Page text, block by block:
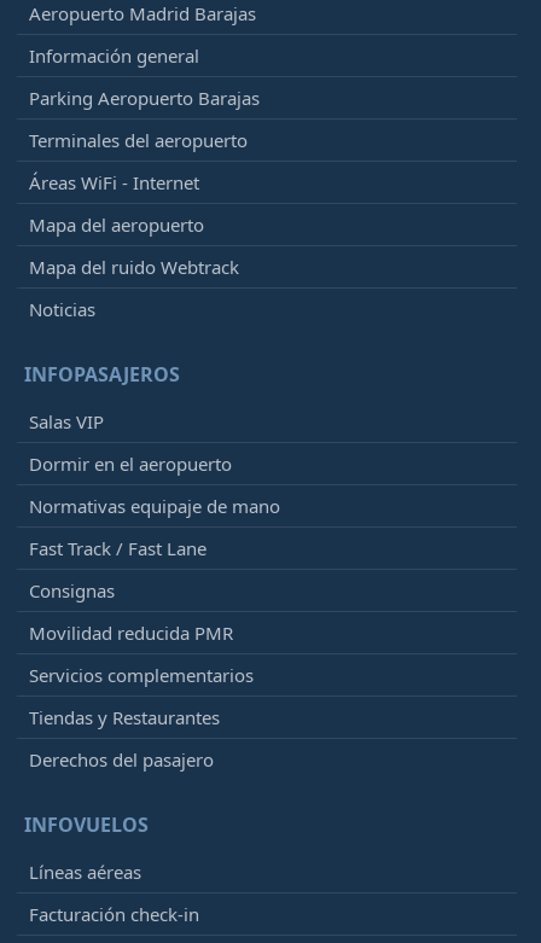
Aeropuerto Madrid Barajas
Información general
Parking Aeropuerto Barajas
Terminales del aeropuerto
Áreas WiFi - Internet
Mapa del aeropuerto
Mapa del ruido Webtrack
Noticias
INFOPASAJEROS
Salas VIP
Dormir en el aeropuerto
Normativas equipaje de mano
Fast Track / Fast Lane
Consignas
Movilidad reducida PMR
Servicios complementarios
Tiendas y Restaurantes
Derechos del pasajero
INFOVUELOS
Líneas aéreas
Facturación check-in